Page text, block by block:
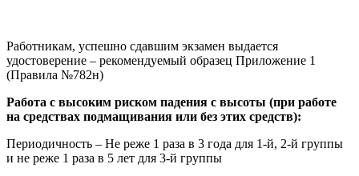
Работникам, успешно сдавшим экзамен выдается
удостоверение – рекомендуемый образец Приложение 1
(Правила №782н)
Работа с высоким риском падения с высоты (при работе
на средствах подмащивания или без этих средств):
Периодичность – Не реже 1 раза в 3 года для 1-й, 2-й группы
и не реже 1 раза в 5 лет для 3-й группы